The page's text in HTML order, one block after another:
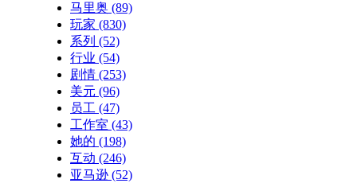
马里奥 (89)
玩家 (830)
系列 (52)
行业 (54)
剧情 (253)
美元 (96)
员工 (47)
工作室 (43)
她的 (198)
互动 (246)
亚马逊 (52)